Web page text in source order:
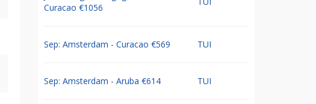
Curacao €1056
Sep: Amsterdam - Curacao €569 TUI
Sep: Amsterdam - Aruba €614 TUI